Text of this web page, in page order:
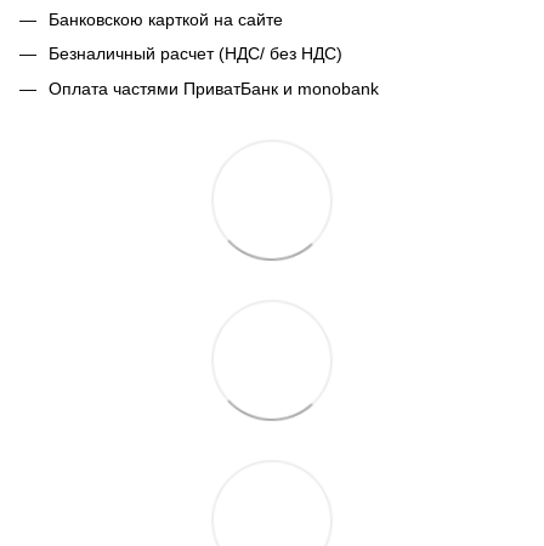
Банковскою карткой на сайте
Безналичный расчет (НДС/ без НДС)
Оплата частями ПриватБанк и monobank